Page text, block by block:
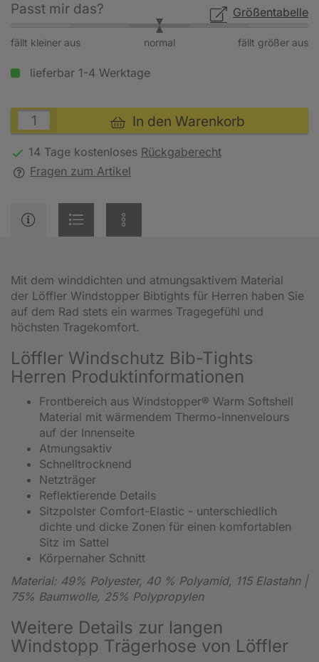
Größentabelle
Passt mir das?
fällt kleiner aus fällt größer aus
normal
lieferbar 1-4 Werktage
In den Warenkorb
14 Tage kostenloses Rückgaberecht
Fragen zum Artikel
Mit dem winddichten und atmungsaktivem Material
der Löffler Windstopper Bibtights für Herren haben Sie
auf dem Rad stets ein warmes Tragegefühl und
höchsten Tragekomfort.
Löffler Windschutz Bib-Tights
Herren Produktinformationen
Frontbereich aus Windstopper® Warm Softshell
Material mit wärmendem Thermo-Innenvelours
auf der Innenseite
Atmungsaktiv
Schnelltrocknend
Netzträger
Reflektierende Details
Sitzpolster Comfort-Elastic - unterschiedlich
dichte und dicke Zonen für einen komfortablen
Sitz im Sattel
Körpernaher Schnitt
Material: 49% Polyester, 40 % Polyamid, 115 Elastahn |
75% Baumwolle, 25% Polypropylen
Weitere Details zur langen
Windstopp Trägerhose von Löffler